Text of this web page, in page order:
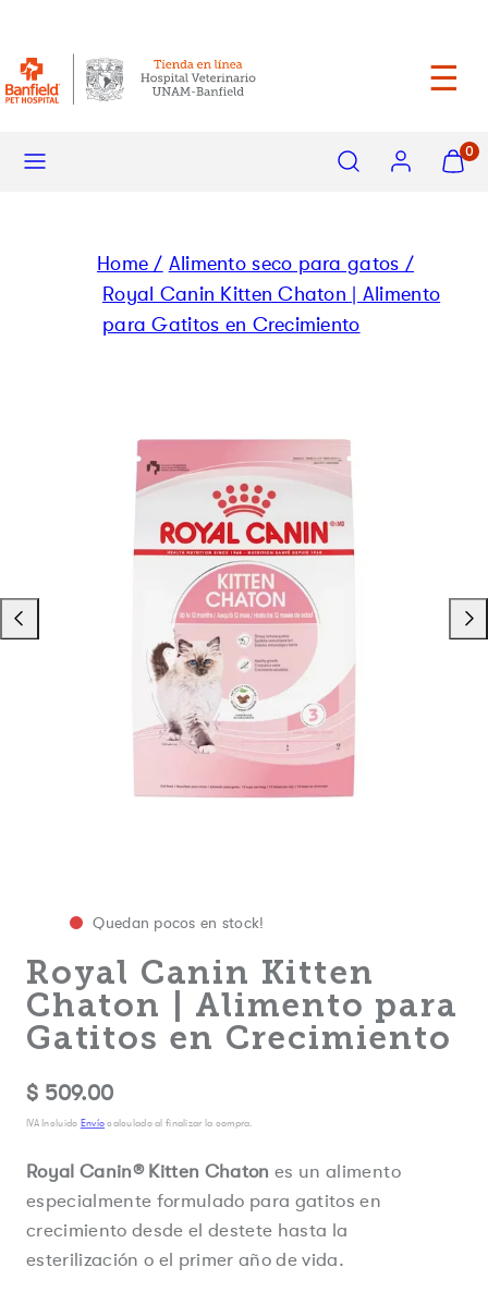
☰
contenido
mi
carrito
0
Home / Alimento seco para gatos /
Royal Canin Kitten Chaton | Alimento
para Gatitos en Crecimiento
Deslizar
hacia
a
Quedan pocos en stock!
Royal Canin Kitten
Chaton | Alimento para
Gatitos en Crecimiento
Precio
regular
$ 509.00
IVA Incluido Envío calculado al finalizar la compra.
Royal Canin® Kitten Chaton es un alimento
especialmente formulado para gatitos en
crecimiento desde el destete hasta la
esterilización o el primer año de vida.